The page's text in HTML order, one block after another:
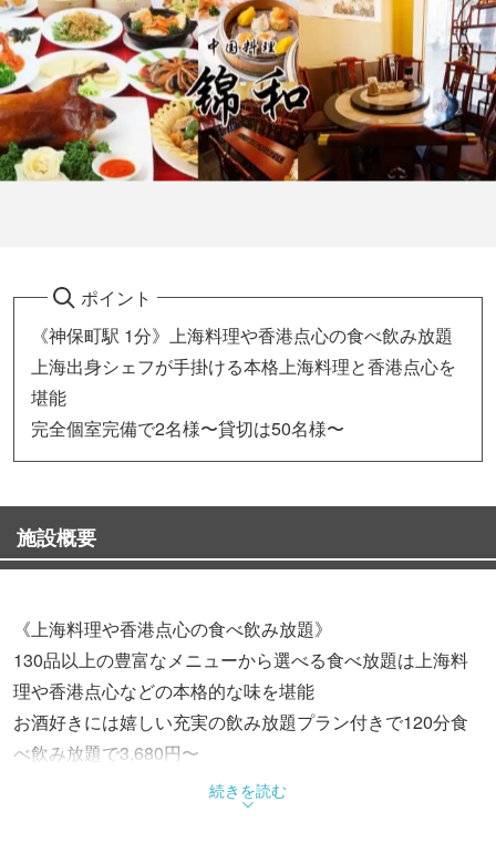
ポイント
《神保町駅 1分》上海料理や香港点心の食べ飲み放題
上海出身シェフが手掛ける本格上海料理と香港点心を
堪能
完全個室完備で2名様〜貸切は50名様〜
施設概要
《上海料理や香港点心の食べ飲み放題》
130品以上の豊富なメニューから選べる食べ放題は上海料
理や香港点心などの本格的な味を堪能
お酒好きには嬉しい充実の飲み放題プラン付きで120分食
べ飲み放題で3,680円〜
《本場中国上海出身のシェフが腕を振るう本場の味》
続きを読む